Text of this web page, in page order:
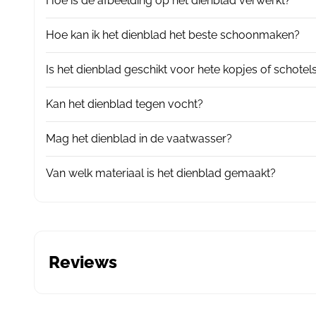
Hoe kan ik het dienblad het beste schoonmaken?
Is het dienblad geschikt voor hete kopjes of
Kan het dienblad tegen vocht?
Mag het dienblad in de vaatwasser?
Van welk materiaal is het dienblad gemaakt?
Reviews